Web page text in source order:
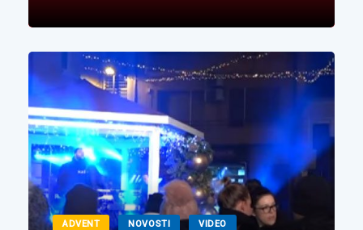
ADVENT NOVOSTI VIDEO